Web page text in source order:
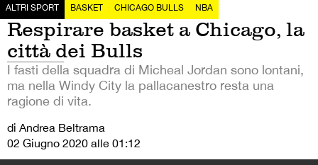
ALTRI SPORT BASKET CHICAGO BULLS NBA
Respirare basket a Chicago, la
città dei Bulls
I fasti della squadra di Micheal Jordan sono lontani,
ma nella Windy City la pallacanestro resta una
ragione di vita.
di Andrea Beltrama
02 Giugno 2020 alle 01:12